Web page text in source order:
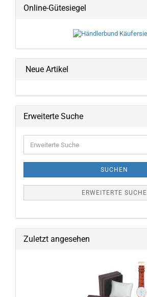
Online-Gütesiegel
Neue Artikel
Erweiterte Suche
Suche
SUCHEN
ERWEITERTE SUCHE
Zuletzt angesehen